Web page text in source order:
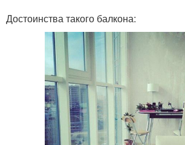
Достоинства такого балкона: